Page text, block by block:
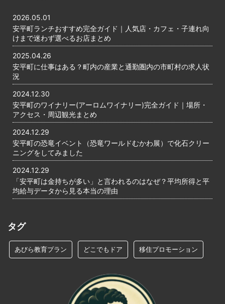
2026.05.01
安平町ランチおすすめ完全ガイド｜人気店・カフェ・子連れ向
けまで迷わず選べるお店まとめ
2025.04.26
安平町に仕事はある？町内の産業と通勤圏内の市町村の求人状
況
2024.12.30
安平町のワイナリー(アーロムワイナリー)完全ガイド｜場所・
アクセス・周辺観光まとめ
2024.12.29
安平町の恐竜イベント（恐竜ワールドむかわ展）で化石クリー
ニングをしてみました
2024.12.29
「安平町は金持ちが多い」と言われるのはなぜ？平均所得と平
均給与データから見る本当の理由
タグ
あびら教育プラン どこでもドア 移住プロモーション